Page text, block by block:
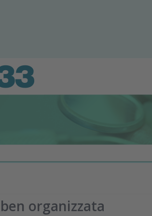
organizzata